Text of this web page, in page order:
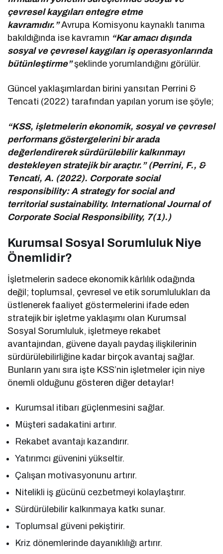
çevresel kaygıları entegre etme
kavramıdır.” Avrupa Komisyonu kaynaklı tanıma
bakıldığında ise kavramın “Kar amacı dışında
sosyal ve çevresel kaygıları iş operasyonlarında
bütünleştirme”şeklinde yorumlandığını görülür.
Güncel yaklaşımlardan birini yansıtan Perrini &
Tencati (2022) tarafından yapılan yorum ise şöyle;
“KSS, işletmelerin ekonomik, sosyal ve çevresel
performans göstergelerini bir arada
değerlendirerek sürdürülebilir kalkınmayı
destekleyen stratejik bir araçtır.” (Perrini, F., &
Tencati, A. (2022). Corporate social
responsibility: A strategy for social and
territorial sustainability. International Journal of
Corporate Social Responsibility, 7(1).)
Kurumsal Sosyal Sorumluluk Niye
Önemlidir?
İşletmelerin sadece ekonomik kârlılık odağında
değil; toplumsal, çevresel ve etik sorumlulukları da
üstlenerek faaliyet göstermelerini ifade eden
stratejik bir işletme yaklaşımı olan Kurumsal
Sosyal Sorumluluk, işletmeye rekabet
avantajından, güvene dayalı paydaş ilişkilerinin
sürdürülebilirliğine kadar birçok avantaj sağlar.
Bunların yanı sıra işte KSS’nin işletmeler için niye
önemli olduğunu gösteren diğer detaylar!
Kurumsal itibarı güçlenmesini sağlar.
Müşteri sadakatini artırır.
Rekabet avantajı kazandırır.
Yatırımcı güvenini yükseltir.
Çalışan motivasyonunu artırır.
Nitelikli iş gücünü cezbetmeyi kolaylaştırır.
Sürdürülebilir kalkınmaya katkı sunar.
Toplumsal güveni pekiştirir.
Kriz dönemlerinde dayanıklılığı artırır.